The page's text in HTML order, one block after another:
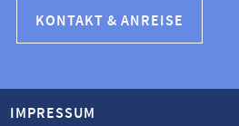
KONTAKT & ANREISE
IMPRESSUM